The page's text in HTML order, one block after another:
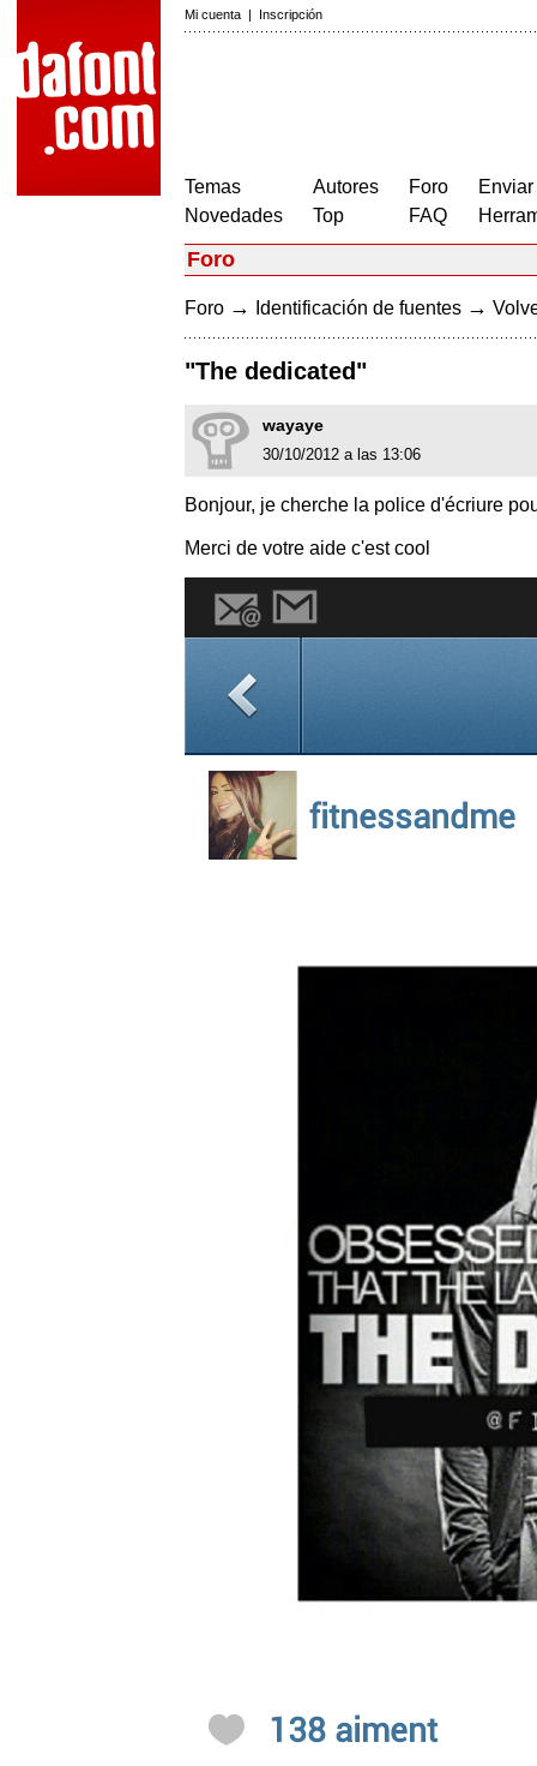
Mi cuenta | Inscripción
Temas
Novedades
Autores
Top
Foro
FAQ
Foro
Foro → Identificación de fuentes →
"The dedicated"
wayaye
30/10/2012 a las 13:06
Bonjour, je cherche la police d'écriure
Merci de votre aide c'est cool